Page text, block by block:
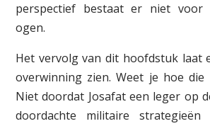
perspectief bestaat er niet voor
ogen.
Het vervolg van dit hoofdstuk laat
overwinning zien. Weet je hoe die
Niet doordat Josafat een leger op
doordachte militaire strategieën